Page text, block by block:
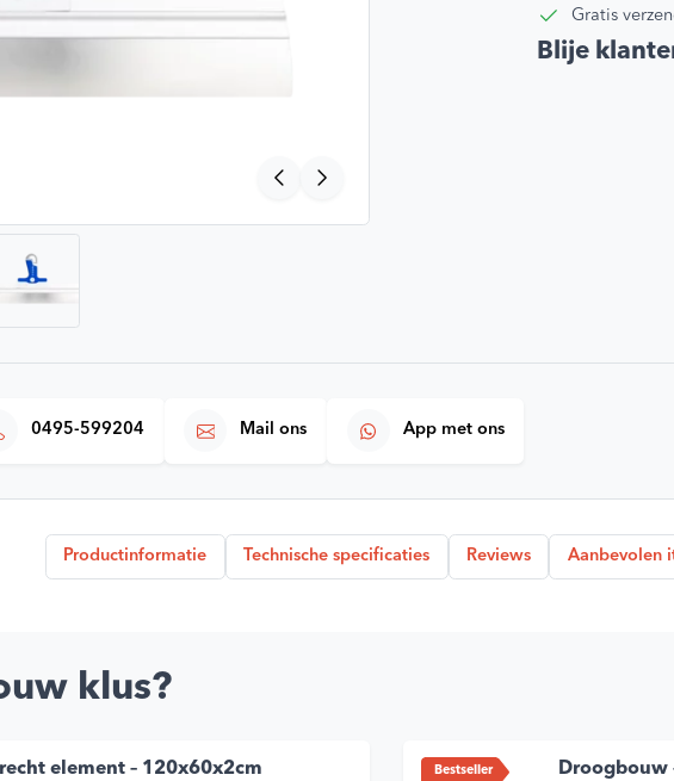
Gratis
Blije
0495-599204 Mail ons App met ons
Productinformatie Technische specificaties Reviews Aanbevolen
klus?
element – 120x60x2cm Bestseller Droogbouw